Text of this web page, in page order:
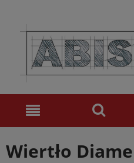
Wiertło